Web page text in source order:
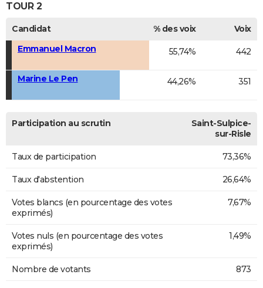
TOUR 2
Candidat % des voix
Voix
Emmanuel Macron
55,74% 442
Marine Le Pen 44,26% 351
Participation au scrutin
Saint-Sulpice-
sur-Risle
Taux de participation 73,36%
Taux d'abstention 26,64%
Votes blancs (en pourcentage des votes
exprimés)
7,67%
Votes nuls (en pourcentage des votes
exprimés)
1,49%
Nombre de votants 873